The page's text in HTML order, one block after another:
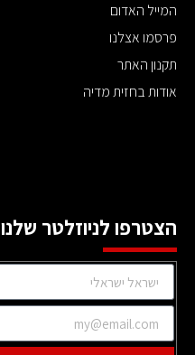
המייל האדום
פרסמו אצלנו
תקנון האתר
אודות בחזית מדיה
הצטרפו לניוזלטר שלנו